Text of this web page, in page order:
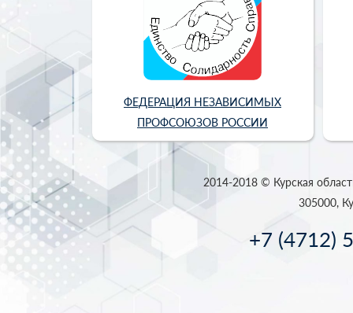
ФЕДЕРАЦИЯ НЕЗАВИСИМЫХ
ПРОФСОЮЗОВ РОССИИ
2014-2018 © Курская
305000,
+7 (4712)